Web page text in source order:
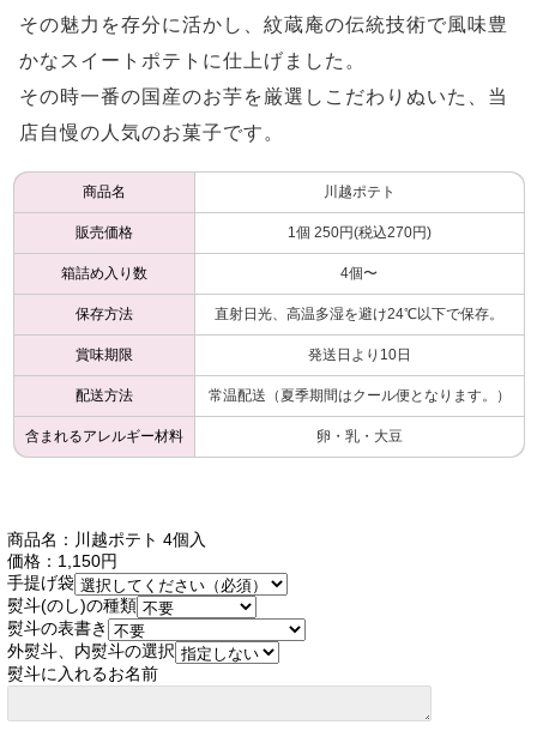
その魅力を存分に活かし、紋蔵庵の伝統技術で風味豊
かなスイートポテトに仕上げました。
その時一番の国産のお芋を厳選しこだわりぬいた、当
店自慢の人気のお菓子です。
商品名 川越ポテト
販売価格 1個 250円(税込270円)
箱詰め入り数 4個〜
保存方法 直射日光、高温多湿を避け24℃以下で保存。
賞味期限 発送日より10日
配送方法 常温配送（夏季期間はクール便となります。）
含まれるアレルギー材料 卵・乳・大豆
商品名：川越ポテト 4個入
価格：1,150円
手提げ袋
熨斗(のし)の種類
熨斗の表書き
外熨斗、内熨斗の選択
熨斗に入れるお名前